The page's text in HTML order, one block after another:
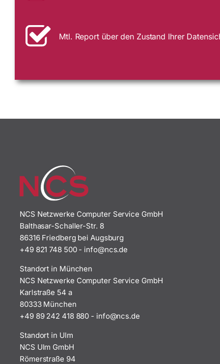
Mtl. Report über den Zustand Ihrer
NCS Netzwerke Computer Service GmbH
Balthasar-Schaller-Str. 8
86316 Friedberg bei Augsburg
+49 821 748 500- ed.sc
n@ofn
i
Standort in München
NCS Netzwerke Computer Service GmbH
Karlstraße 54 a
80333 München
+49 89 242 418 880 - ed.sc
n@ofn
i
Standort in Ulm
NCS Ulm GmbH
Römerstraße 94